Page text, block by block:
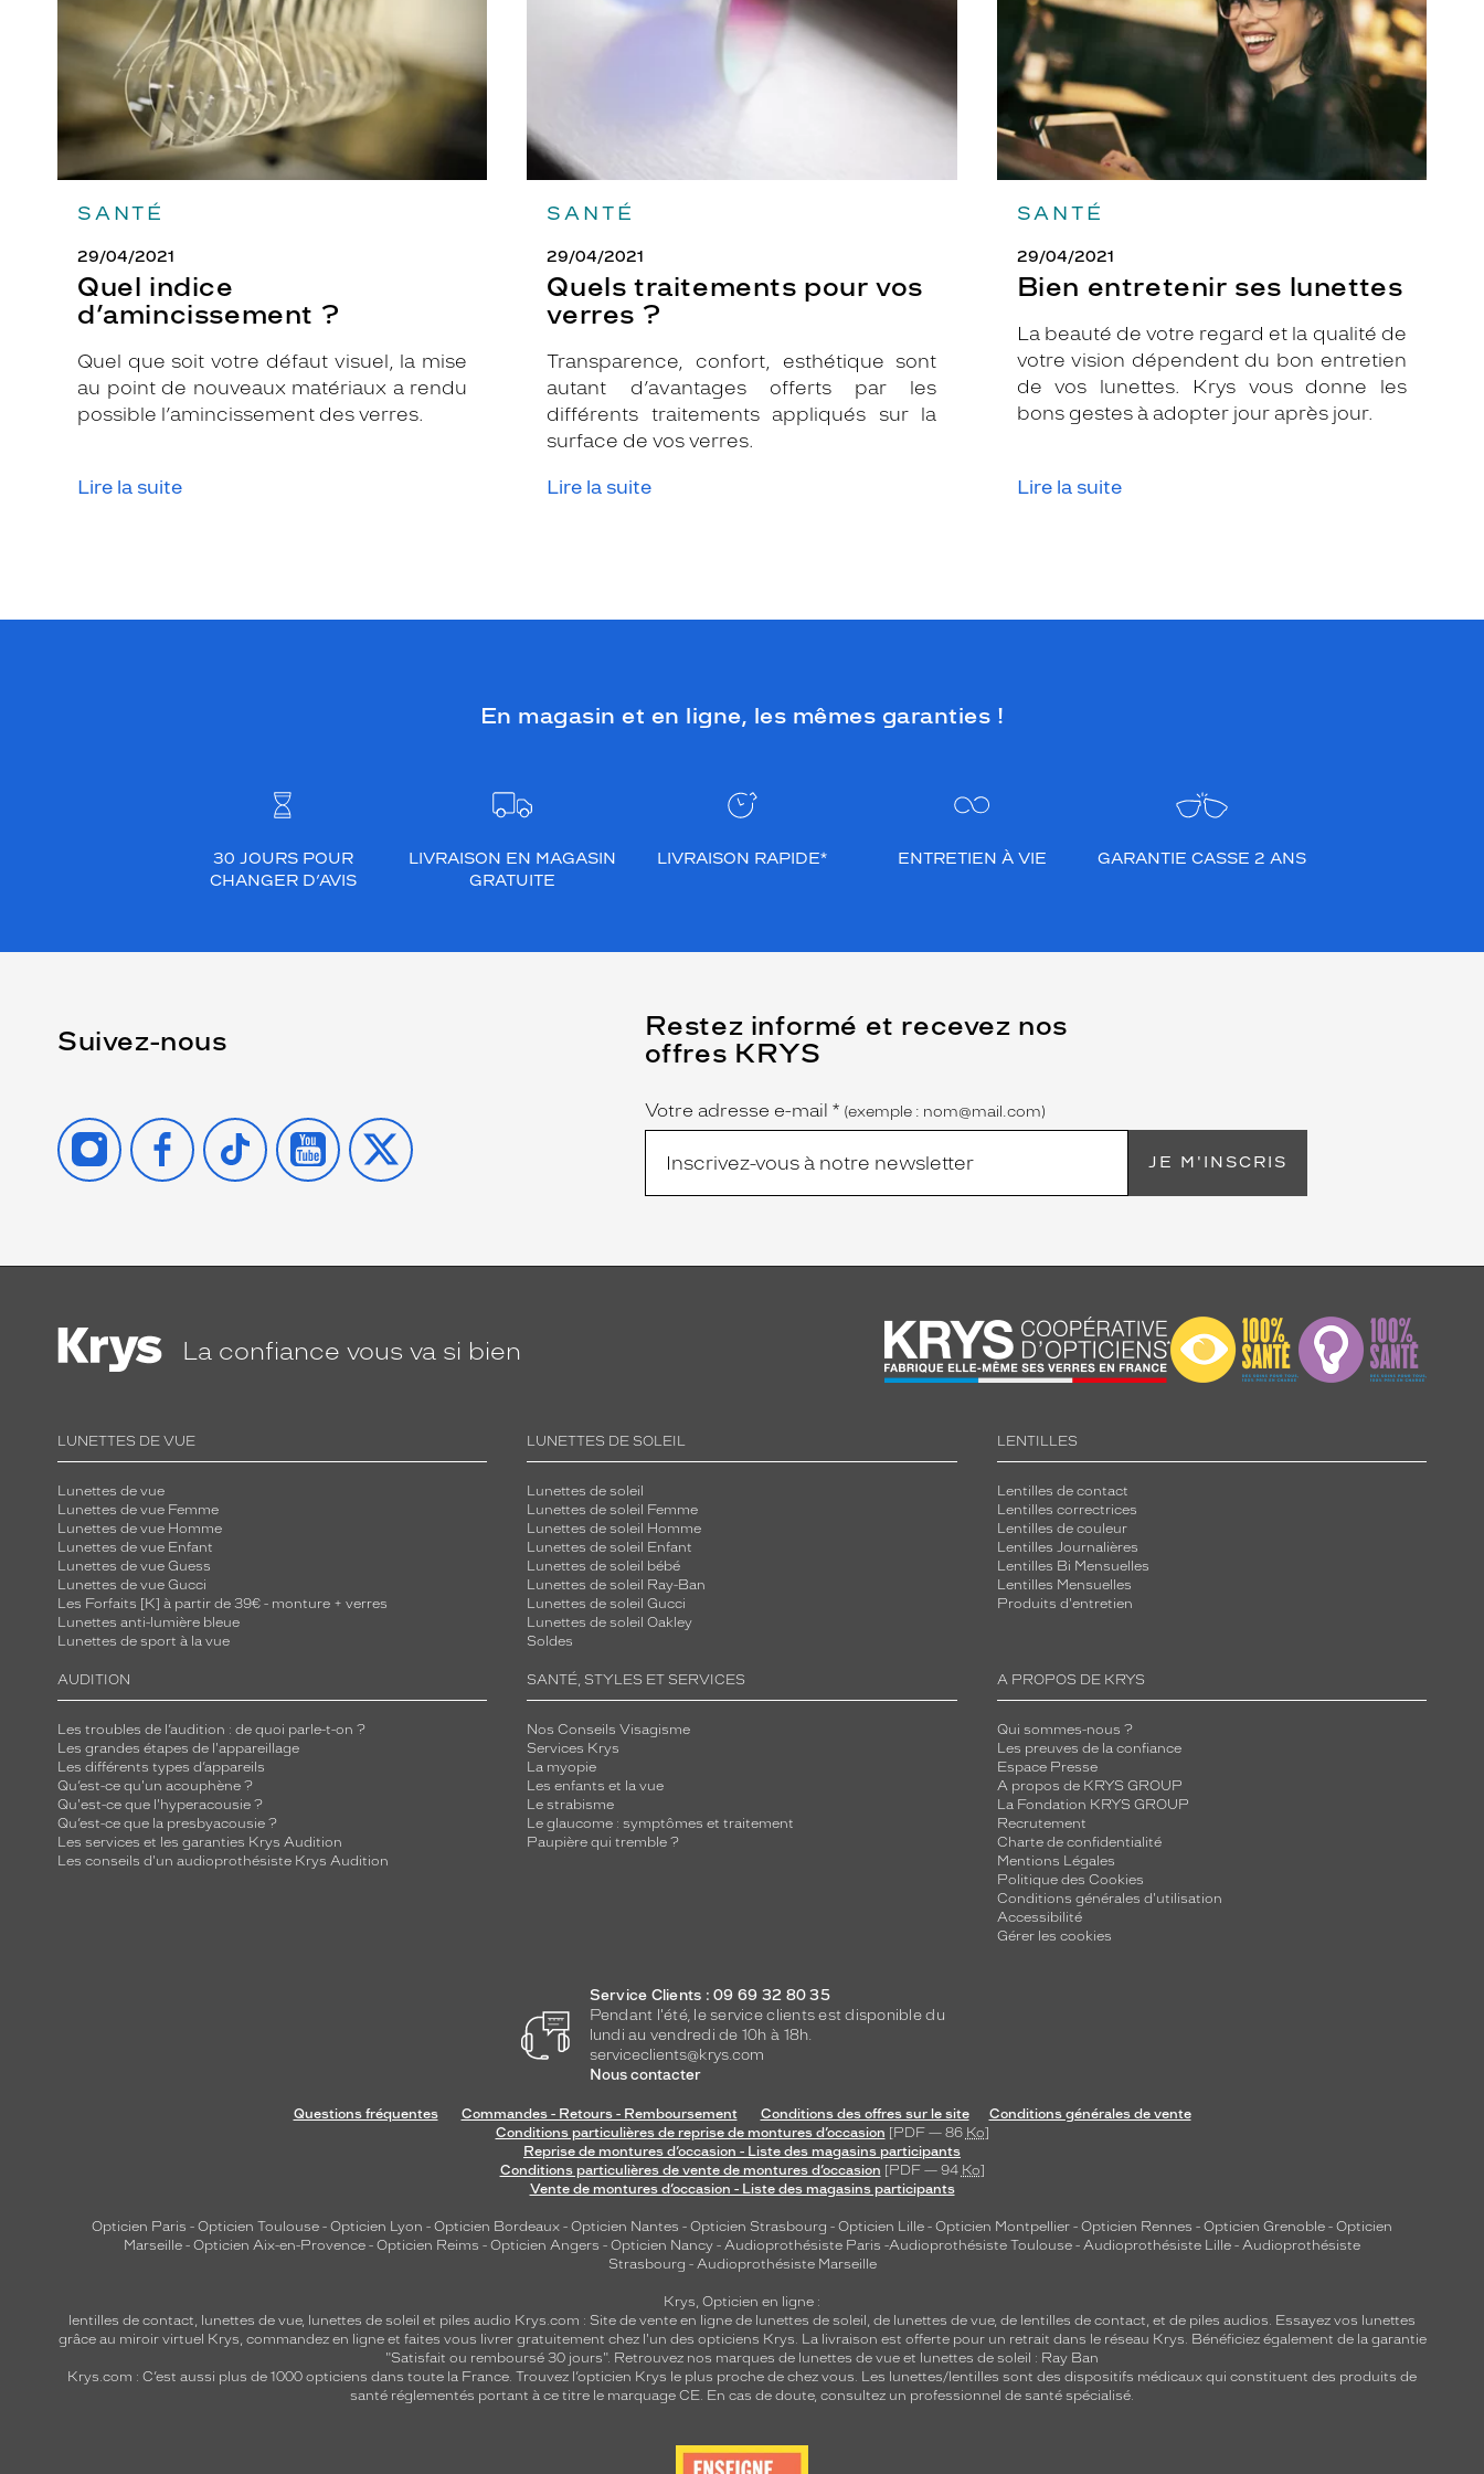
SANTÉ
29/04/2021
Quel indice
d’amincissement ?
Quel que soit votre défaut visuel, la mise
au point de nouveaux matériaux a rendu
possible l’amincissement des verres.
Lire la suite
SANTÉ
29/04/2021
Quels traitements pour vos
verres ?
Transparence, confort, esthétique sont
autant d’avantages offerts par les
différents traitements appliqués sur la
surface de vos verres.
Lire la suite
SANTÉ
29/04/2021
Bien entretenir ses lunettes
La beauté de votre regard et la qualité de
votre vision dépendent du bon entretien
de vos lunettes. Krys vous donne les
bons gestes à adopter jour après jour.
Lire la suite
En magasin et en ligne, les mêmes garanties !
30 JOURS POUR
CHANGER D’AVIS
LIVRAISON EN MAGASIN
GRATUITE
LIVRAISON RAPIDE* ENTRETIEN À VIE GARANTIE CASSE 2 ANS
Suivez-nous
INSTAGRAMFACEBOOK
TIKTOK YOUTUBE
X
Restez informé et recevez nos
offres KRYS
Name
Votre adresse e-mail *
(Ce
champ
est
obligatoire)
(exemple : nom@mail.com)
JE M'INSCRIS
La confiance vous va si bien
LUNETTES DE VUE
Lunettes de vue
Lunettes de vue Femme
Lunettes de vue Homme
Lunettes de vue Enfant
Lunettes de vue Guess
Lunettes de vue Gucci
Les Forfaits [K] à partir de 39€ - monture + verres
Lunettes anti-lumière bleue
Lunettes de sport à la vue
LUNETTES DE SOLEIL
Lunettes de soleil
Lunettes de soleil Femme
Lunettes de soleil Homme
Lunettes de soleil Enfant
Lunettes de soleil bébé
Lunettes de soleil Ray-Ban
Lunettes de soleil Gucci
Lunettes de soleil Oakley
Soldes
LENTILLES
Lentilles de contact
Lentilles correctrices
Lentilles de couleur
Lentilles Journalières
Lentilles Bi Mensuelles
Lentilles Mensuelles
Produits d'entretien
AUDITION
Les troubles de l’audition : de quoi parle-t-on ?
Les grandes étapes de l'appareillage
Les différents types d’appareils
Qu’est-ce qu'un acouphène ?
Qu'est-ce que l'hyperacousie ?
Qu’est-ce que la presbyacousie ?
Les services et les garanties Krys Audition
Les conseils d'un audioprothésiste Krys Audition
SANTÉ, STYLES ET SERVICES
Nos Conseils Visagisme
Services Krys
La myopie
Les enfants et la vue
Le strabisme
Le glaucome : symptômes et traitement
Paupière qui tremble ?
A PROPOS DE KRYS
Qui sommes-nous ?
Les preuves de la confiance
Espace Presse
A propos de KRYS GROUP
La Fondation KRYS GROUP
Recrutement
Charte de confidentialité
Mentions Légales
Politique des Cookies
Conditions générales d'utilisation
Accessibilité
Gérer les cookies
Service Clients : 09 69 32 80 35
Pendant l'été, le service clients est disponible du
lundi au vendredi de 10h à 18h.
serviceclients@krys.com
Nous contacter
Questions fréquentes Commandes - Retours - Remboursement Conditions des offres sur le site
Conditions générales de vente
Conditions particulières de reprise de montures d’occasion [PDF — 86 Ko]
Reprise de montures d’occasion - Liste des magasins participants
Conditions particulières de vente de montures d’occasion [PDF — 94 Ko]
Vente de montures d’occasion - Liste des magasins participants
Opticien Paris - Opticien Toulouse - Opticien Lyon - Opticien Bordeaux - Opticien Nantes - Opticien Strasbourg - Opticien Lille - Opticien Montpellier - Opticien Rennes - Opticien Grenoble - Opticien
Marseille - Opticien Aix-en-Provence - Opticien Reims - Opticien Angers - Opticien Nancy - Audioprothésiste Paris -Audioprothésiste Toulouse - Audioprothésiste Lille - Audioprothésiste
Strasbourg - Audioprothésiste Marseille
Krys, Opticien en ligne :
lentilles de contact, lunettes de vue, lunettes de soleil et piles audio Krys.com : Site de vente en ligne de lunettes de soleil, de lunettes de vue, de lentilles de contact, et de piles audios. Essayez vos lunettes
grâce au miroir virtuel Krys, commandez en ligne et faites vous livrer gratuitement chez l'un des opticiens Krys. La livraison est offerte pour un retrait dans le réseau Krys. Bénéficiez également de la garantie
"Satisfait ou remboursé 30 jours". Retrouvez nos marques de lunettes de vue et lunettes de soleil : Ray Ban
Krys.com : C’est aussi plus de 1000 opticiens dans toute la France. Trouvez l’opticien Krys le plus proche de chez vous. Les lunettes/lentilles sont des dispositifs médicaux qui constituent des produits de
santé réglementés portant à ce titre le marquage CE. En cas de doute, consultez un professionnel de santé spécialisé.